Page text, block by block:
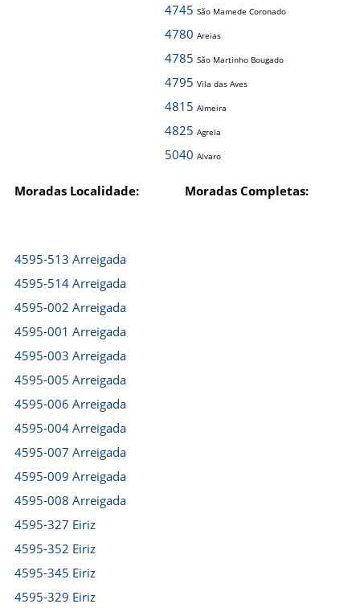
4745 São Mamede Coronado
4780 Areias
4785 São Martinho Bougado
4795 Vila das Aves
4815 Almeira
4825 Agrela
5040 Alvaro
Moradas Localidade: Moradas Completas:
4595-513 Arreigada
4595-514 Arreigada
4595-002 Arreigada
4595-001 Arreigada
4595-003 Arreigada
4595-005 Arreigada
4595-006 Arreigada
4595-004 Arreigada
4595-007 Arreigada
4595-009 Arreigada
4595-008 Arreigada
4595-327 Eiriz
4595-352 Eiriz
4595-345 Eiriz
4595-329 Eiriz